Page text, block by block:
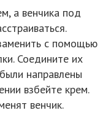
а венчика под
с помощью
Соедините их
направлены
взбейте крем.
венчик.